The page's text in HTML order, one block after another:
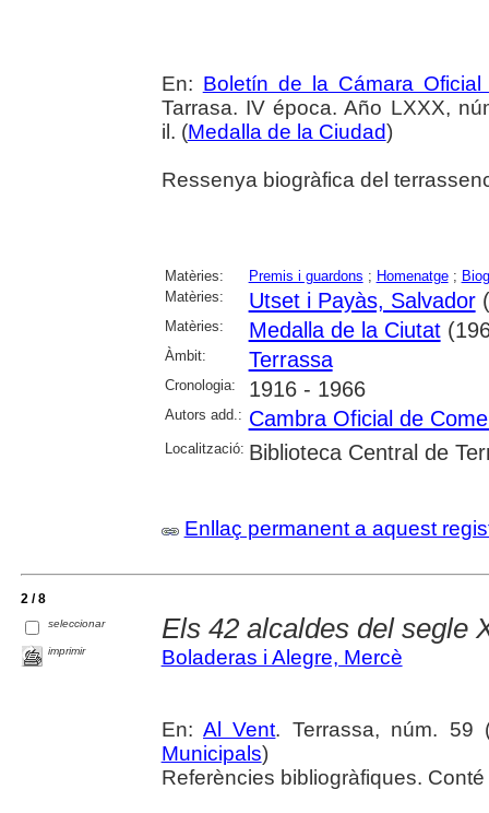
En: Boletín de la Cámara
Tarrasa. IV época. Año LXXX,
il. (Medalla de la Ciudad)
Ressenya biogràfica del
Matèries: Premis i guardons ; Homenatge;
Matèries:
Utset i Payàs, Salvador
Matèries: Medalla de la Ciutat
Àmbit: Terrassa
Cronologia: 1916 - 1966
Autors add.: Cambra Oficial de
Localització: Biblioteca Central de
Enllaç permanent a aquest
2 / 8
seleccionar
imprimir
Els 42 alcaldes del segle
Boladeras i Alegre, Mercè
En:Al Vent. Terrassa, núm.
Municipals)
Referències bibliogràfiques.